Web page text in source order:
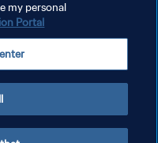
my personal
Portal